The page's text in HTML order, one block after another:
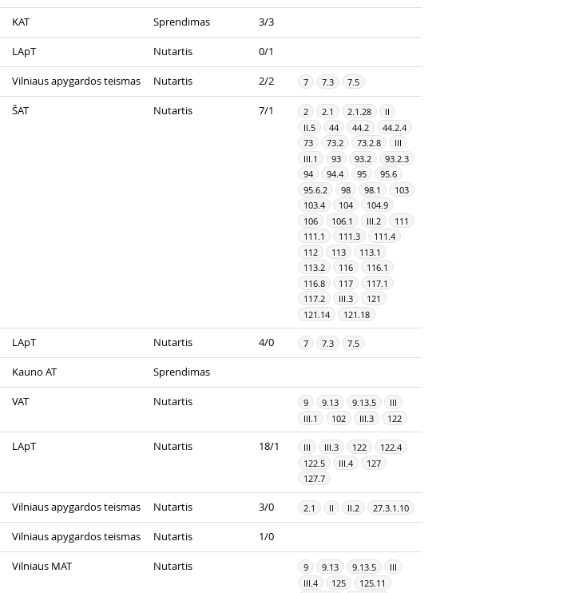
KAT Sprendimas 3/3
LApT Nutartis 0/1
Vilniaus apygardos teismas Nutartis 2/2 7 7.3 7.5
ŠAT Nutartis 7/1 2 2.1 2.1.28
II
II.5
44 44.2
44.2.4
73
73.2 73.2.8
III
III.1
93 93.2
93.2.3
94
94.4 95
95.6
95.6.2
98 98.1
103
103.4
104
104.9
106
106.1 III.2
111
111.1
111.3
111.4
112
113
113.1
113.2
116
116.1
116.8
117
117.1
117.2
III.3
121
121.14
121.18
LApT Nutartis 4/0 7 7.3 7.5
Kauno AT Sprendimas
VAT Nutartis 9 9.13 9.13.5
III
III.1
102 III.3 122
LApT Nutartis 18/1 III III.3 122
122.4
122.5
III.4
127
127.7
Vilniaus apygardos teismas Nutartis 3/0 2.1 II II.2 27.3.1.10
Vilniaus apygardos teismas Nutartis 1/0
Vilniaus MAT Nutartis 9 9.13 9.13.5
III
III.4
125
125.11